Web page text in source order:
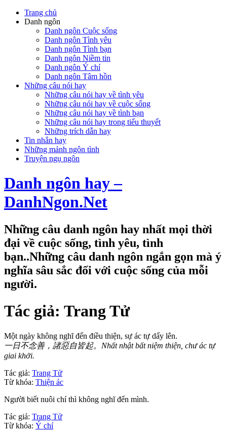
Trang chủ
Danh ngôn
Danh ngôn Cuộc sống
Danh ngôn Tình yêu
Danh ngôn Tình bạn
Danh ngôn Niềm tin
Danh ngôn Ý chí
Danh ngôn Tâm hồn
Những câu nói hay
Những câu nói hay về tình yêu
Những câu nói hay về cuộc sống
Những câu nói hay về tình bạn
Những câu nói hay trong tiểu thuyết
Những trích dẫn hay
Tin nhắn hay
Những mảnh ngôn tình
Truyện ngụ ngôn
Danh ngôn hay –
DanhNgon.Net
Những câu danh ngôn hay nhất mọi thời
đại về cuộc sống, tình yêu, tình
bạn..Những câu danh ngôn ngắn gọn mà ý
nghĩa sâu sắc đối với cuộc sống của mỗi
người.
Tác giả: Trang Tử
Một ngày không nghĩ đến điều thiện, sự ác tự dấy lên.
一日不念善，諸惡自皆起。Nhất nhật bất niệm thiện, chư ác tự
giai khởi.
Tác giả: Trang Tử
Từ khóa: Thiện ác
Người biết nuôi chí thì không nghĩ đến mình.
Tác giả: Trang Tử
Từ khóa: Ý chí